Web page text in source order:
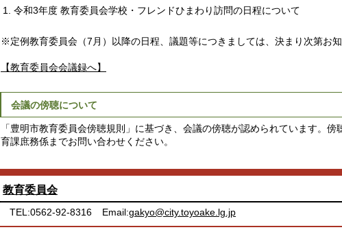
令和3年度 教育委員会学校・フレンドひまわり訪問の日程について
※定例教育委員会（7月）以降の日程、議題等につきましては、決まり次第お知
【教育委員会会議録へ】
会議の傍聴について
「豊明市教育委員会傍聴規則」に基づき、会議の傍聴が認められています。
育課庶務係までお問い合わせください。
教育委員会
TEL:0562-92-8316 Email:gakyo@city.toyoake.lg.jp